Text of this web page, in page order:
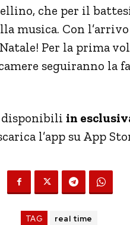
che per il
musica. Con
Per la prima
seguiranno la
disponibili in
l’app su App
TAG real time